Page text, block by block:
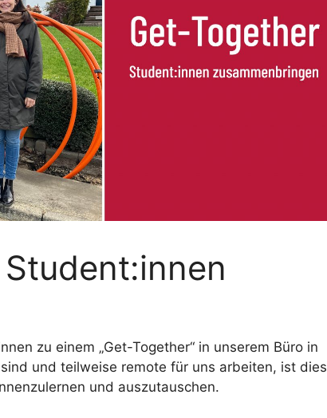
zu einem „Get-Together“ in unserem Büro in
und teilweise remote für uns arbeiten, ist dies
und auszutauschen.